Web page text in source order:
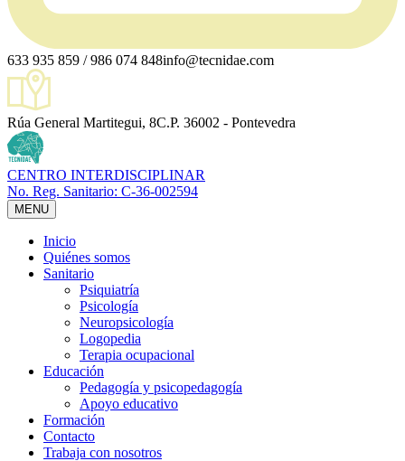
633 935 859 / 986 074 848info@tecnidae.com
Rúa General Martitegui, 8C.P. 36002 - Pontevedra
CENTRO INTERDISCIPLINAR
No. Reg. Sanitario: C-36-002594
MENU
Inicio
Quiénes somos
Sanitario
Psiquiatría
Psicología
Neuropsicología
Logopedia
Terapia ocupacional
Educación
Pedagogía y psicopedagogía
Apoyo educativo
Formación
Contacto
Trabaja con nosotros